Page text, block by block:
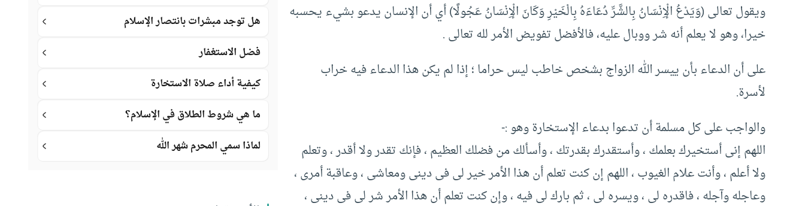
ويقول تعالى (وَيَدْعُ الْإِنْسَانُ بِالشَّرِّ دُعَاءَهُ بِالْخَيْرِ وَكَانَ الْإِنْسَانُ عَجُولًا) أي أن الإنسان يدعو بشيء يحسبه
خيرا، وهو لا يعلم أنه شر ووبال عليه، فالأفضل تفويض الأمر لله تعالى .
على أن الدعاء بأن ييسر الله الزواج بشخص خاطب ليس حراما ؛ إذا لم يكن هذا الدعاء فيه خراب
لأسرة.
والواجب على كل مسلمة أن تدعوا بدعاء الإستخارة وهو :-
اللهم إنى أستخيرك بعلمك ، وأستقدرك بقدرتك ، وأسألك من فضلك العظيم ، فإنك تقدر ولا أقدر ، وتعلم
ولا أعلم ، وأنت علام الغيوب ، اللهم إن كنت تعلم أن هذا الأمر خير لى فى دينى ومعاشى ، وعاقبة أمرى ،
وعاجله وآجله ، فاقدره لى ، ويسره لى ، ثم بارك لى فيه ، وإن كنت تعلم أن هذا الأمر شر لى فى دينى ،
هل توجد مبشرات بانتصار الإسلام
فضل الاستغفار
كيفية أداء صلاة الاستخارة
ما هي شروط الطلاق في الإسلام؟
لماذا سمي المحرم شهر الله